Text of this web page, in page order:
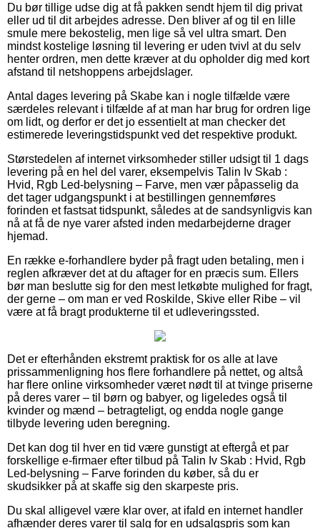
Du bør tillige udse dig at få pakken sendt hjem til dig privat
eller ud til dit arbejdes adresse. Den bliver af og til en lille
smule mere bekostelig, men lige så vel ultra smart. Den
mindst kostelige løsning til levering er uden tvivl at du selv
henter ordren, men dette kræver at du opholder dig med kort
afstand til netshoppens arbejdslager.
Antal dages levering på Skabe kan i nogle tilfælde være
særdeles relevant i tilfælde af at man har brug for ordren lige
om lidt, og derfor er det jo essentielt at man checker det
estimerede leveringstidspunkt ved det respektive produkt.
Størstedelen af internet virksomheder stiller udsigt til 1 dags
levering på en hel del varer, eksempelvis Talin Iv Skab :
Hvid, Rgb Led-belysning – Farve, men vær påpasselig da
det tager udgangspunkt i at bestillingen gennemføres
forinden et fastsat tidspunkt, således at de sandsynligvis kan
nå at få de nye varer afsted inden medarbejderne drager
hjemad.
En række e-forhandlere byder på fragt uden betaling, men i
reglen afkræver det at du aftager for en præcis sum. Ellers
bør man beslutte sig for den mest letkøbte mulighed for fragt,
der gerne – om man er ved Roskilde, Skive eller Ribe – vil
være at få bragt produkterne til et udleveringssted.
Det er efterhånden ekstremt praktisk for os alle at lave
prissammenligning hos flere forhandlere på nettet, og altså
har flere online virksomheder været nødt til at tvinge priserne
på deres varer – til børn og babyer, og ligeledes også til
kvinder og mænd – betragteligt, og endda nogle gange
tilbyde levering uden beregning.
Det kan dog til hver en tid være gunstigt at eftergå et par
forskellige e-firmaer efter tilbud på Talin Iv Skab : Hvid, Rgb
Led-belysning – Farve forinden du køber, så du er
skudsikker på at skaffe sig den skarpeste pris.
Du skal alligevel være klar over, at ifald en internet handler
afhænder deres varer til salg for en udsalgspris som kan